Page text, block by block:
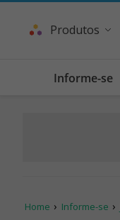
Produtos
Informe-se
Home Informe-se